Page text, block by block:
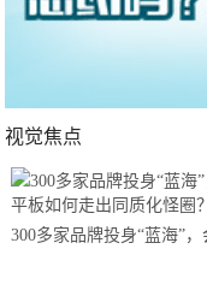
视觉焦点
300多家品牌投身“蓝海”